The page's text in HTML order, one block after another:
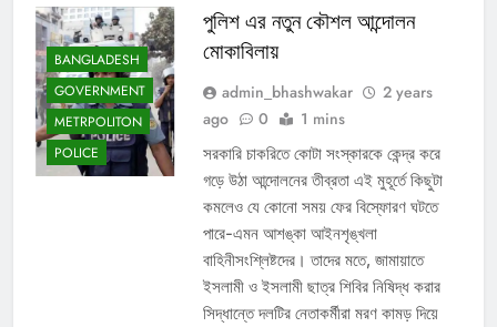
BANGLADESH
GOVERNMENT
METRPOLITON
POLICE
পুলিশ এর নতুন কৌশল আন্দোলন
মোকাবিলায়
admin_bhashwakar
2 years
ago
0 1 mins
সরকারি চাকরিতে কোটা সংস্কারকে কেন্দ্র করে
গড়ে উঠা আন্দোলনের তীব্রতা এই মুহূর্তে কিছুটা
কমলেও যে কোনো সময় ফের বিস্ফোরণ ঘটতে
পারে-এমন আশঙ্কা আইনশৃঙ্খলা
বাহিনীসংশ্লিষ্টদের। তাদের মতে, জামায়াতে
ইসলামী ও ইসলামী ছাত্র শিবির নিষিদ্ধ করার
সিদ্ধান্তে দলটির নেতাকর্মীরা মরণ কামড় দিয়ে